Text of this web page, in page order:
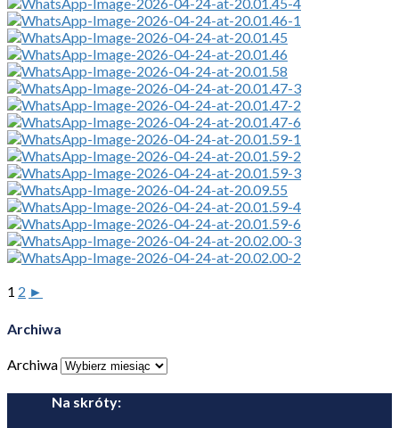
1 2 ►
Archiwa
Archiwa
Na skróty: